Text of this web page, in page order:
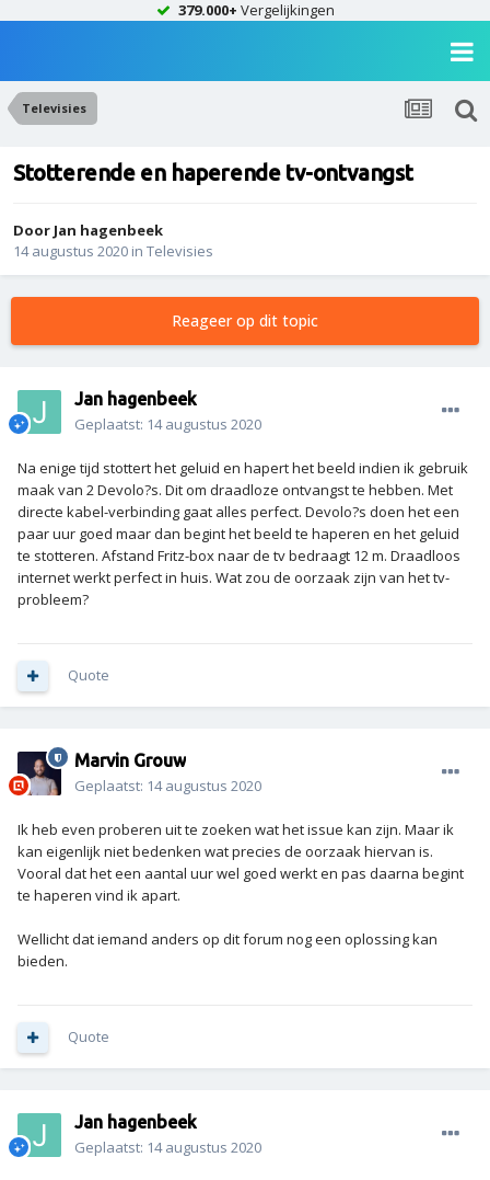
379.000+ Vergelijkingen
Televisies
Stotterende en haperende tv-ontvangst
Door Jan hagenbeek
14 augustus 2020 in Televisies
Reageer op dit topic
Jan hagenbeek
Geplaatst: 14 augustus 2020
Na enige tijd stottert het geluid en hapert het beeld indien ik gebruik
maak van 2 Devolo?s. Dit om draadloze ontvangst te hebben. Met
directe kabel-verbinding gaat alles perfect. Devolo?s doen het een
paar uur goed maar dan begint het beeld te haperen en het geluid
te stotteren. Afstand Fritz-box naar de tv bedraagt 12 m. Draadloos
internet werkt perfect in huis. Wat zou de oorzaak zijn van het tv-
probleem?
Quote
Marvin Grouw
Geplaatst: 14 augustus 2020
Ik heb even proberen uit te zoeken wat het issue kan zijn. Maar ik
kan eigenlijk niet bedenken wat precies de oorzaak hiervan is.
Vooral dat het een aantal uur wel goed werkt en pas daarna begint
te haperen vind ik apart.
Wellicht dat iemand anders op dit forum nog een oplossing kan
bieden.
Quote
Jan hagenbeek
Geplaatst: 14 augustus 2020